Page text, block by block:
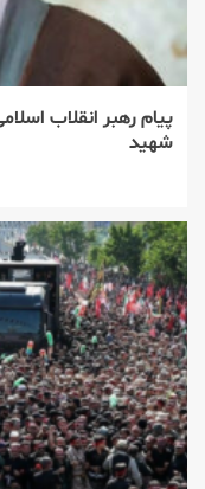
پیام رهبر انقلاب
شهید